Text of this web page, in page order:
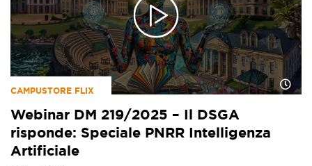
CAMPUSTORE FLIX
Webinar DM 219/2025 – Il DSGA
risponde: Speciale PNRR Intelligenza
Artificiale